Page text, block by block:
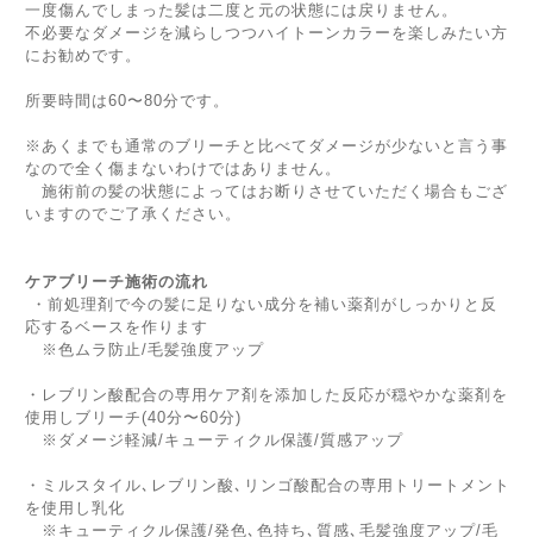
一度傷んでしまった髪は二度と元の状態には戻りません。
不必要なダメージを減らしつつハイトーンカラーを楽しみたい方
にお勧めです。
所要時間は60〜80分です。
※あくまでも通常のブリーチと比べてダメージが少ないと言う事
なので全く傷まないわけではありません。
施術前の髪の状態によってはお断りさせていただく場合もござ
いますのでご了承ください。
ケアブリーチ施術の流れ
・前処理剤で今の髪に足りない成分を補い薬剤がしっかりと反
応するベースを作ります
※色ムラ防止/毛髪強度アップ
・レブリン酸配合の専用ケア剤を添加した反応が穏やかな薬剤を
使用しブリーチ(40分〜60分)
※ダメージ軽減/キューティクル保護/質感アップ
・ミルスタイル､レブリン酸､リンゴ酸配合の専用トリートメント
を使用し乳化
※キューティクル保護/発色､色持ち､質感､毛髪強度アップ/毛